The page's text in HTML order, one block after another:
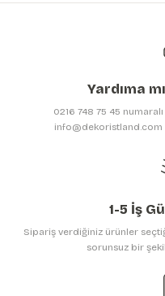
Görüş ve önerileriniz için
Ürün resmi kalitesiz, bozuk
Ürün bilgilerinde hatalar
Yardıma
0216 748 75 45
1-5 İş
Sipariş verdiğiniz ürünler
sorunsuz bir